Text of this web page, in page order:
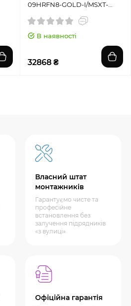
09HRFN8-GOLD-I/MSXT-
В наявності
32868 ₴
Власний штат
монтажників
Гарантуємо чисте та
професійне
встановлення без
залучення підрядників
«з вулиці»
Офіційна гарантія